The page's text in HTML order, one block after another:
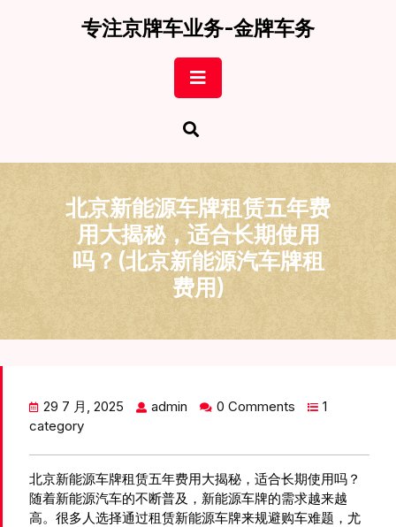
专注京牌车业务-金牌车务
Button
北京新能源车牌租赁五年费
用大揭秘，适合长期使用
吗？(北京新能源汽车牌租
费用)
29 7 月, 2025 admin 0 Comments
1
category
北京新能源车牌租赁五年费用大揭秘，适合长期使用吗？
随着新能源汽车的不断普及，新能源车牌的需求越来越
高。很多人选择通过租赁新能源车牌来规避购车难题，尤